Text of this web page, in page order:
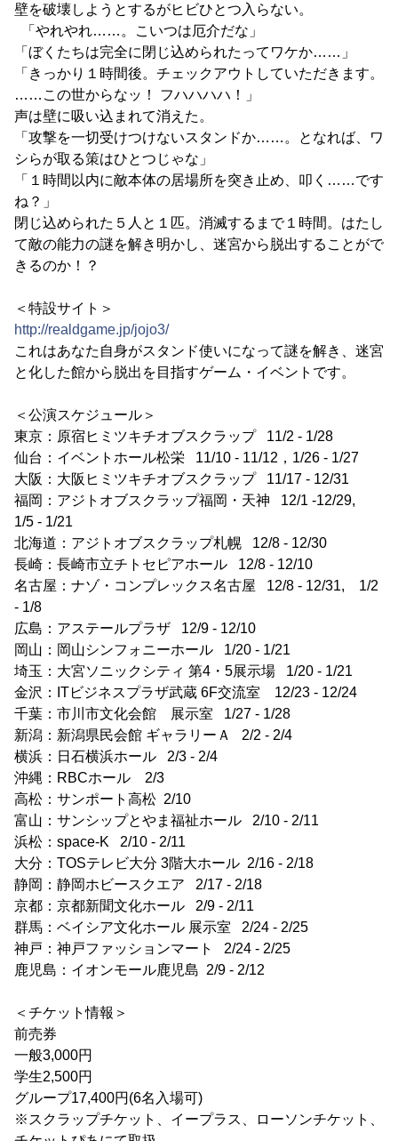
壁を破壊しようとするがヒビひとつ入らない。
「やれやれ……。こいつは厄介だな」
「ぼくたちは完全に閉じ込められたってワケか……」
「きっかり１時間後。チェックアウトしていただきます。
……この世からなッ！ フハハハハ！」
声は壁に吸い込まれて消えた。
「攻撃を一切受けつけないスタンドか……。となれば、ワ
シらが取る策はひとつじゃな」
「１時間以内に敵本体の居場所を突き止め、叩く……です
ね？」
閉じ込められた５人と１匹。消滅するまで１時間。はたし
て敵の能力の謎を解き明かし、迷宮から脱出することがで
きるのか！？
＜特設サイト＞
http://realdgame.jp/jojo3/
これはあなた自身がスタンド使いになって謎を解き、迷宮
と化した館から脱出を目指すゲーム・イベントです。
＜公演スケジュール＞
東京：原宿ヒミツキチオブスクラップ 11/2 - 1/28
仙台：イベントホール松栄 11/10 - 11/12，1/26 - 1/27
大阪：大阪ヒミツキチオブスクラップ 11/17 - 12/31
福岡：アジトオブスクラップ福岡・天神 12/1 -12/29,
1/5 - 1/21
北海道：アジトオブスクラップ札幌 12/8 - 12/30
長崎：長崎市立チトセピアホール 12/8 - 12/10
名古屋：ナゾ・コンプレックス名古屋 12/8 - 12/31, 1/2
- 1/8
広島：アステールプラザ 12/9 - 12/10
岡山：岡山シンフォニーホール 1/20 - 1/21
埼玉：大宮ソニックシティ 第4・5展示場 1/20 - 1/21
金沢：ITビジネスプラザ武蔵 6F交流室 12/23 - 12/24
千葉：市川市文化会館 展示室 1/27 - 1/28
新潟：新潟県民会館 ギャラリーＡ 2/2 - 2/4
横浜：日石横浜ホール 2/3 - 2/4
沖縄：RBCホール 2/3
高松：サンポート高松 2/10
富山：サンシップとやま福祉ホール 2/10 - 2/11
浜松：space-K 2/10 - 2/11
大分：TOSテレビ大分 3階大ホール 2/16 - 2/18
静岡：静岡ホビースクエア 2/17 - 2/18
京都：京都新聞文化ホール 2/9 - 2/11
群馬：ベイシア文化ホール 展示室 2/24 - 2/25
神戸：神戸ファッションマート 2/24 - 2/25
鹿児島：イオンモール鹿児島 2/9 - 2/12
＜チケット情報＞
前売券
一般3,000円
学生2,500円
グループ17,400円(6名入場可)
※スクラップチケット、イープラス、ローソンチケット、